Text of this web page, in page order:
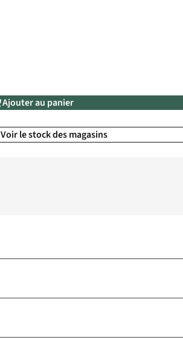
Ajouter au panier
Voir le stock des magasins